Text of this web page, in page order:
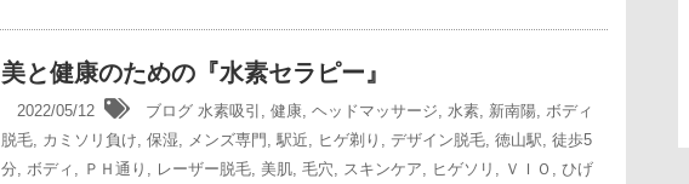
美と健康のための『水素セラピー』
2022/05/12 ブログ 水素吸引 , 健康, ヘッドマッサージ, 水素, 新南陽, ボディ
脱毛, カミソリ負け, 保湿, メンズ専門 , 駅近, ヒゲ剃り , デザイン脱毛, 徳山駅, 徒歩5
分, ボディ , ＰＨ通り , レーザー脱毛, 美肌, 毛穴, スキンケア, ヒゲソリ , ＶＩＯ , ひげ